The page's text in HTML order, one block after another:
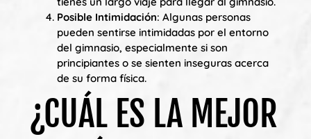
Posible Intimidación: Algunas personas
pueden sentirse intimidadas por el entorno
del gimnasio, especialmente si son
principiantes o se sienten inseguras acerca
de su forma física.
¿CUÁL ES LA MEJOR